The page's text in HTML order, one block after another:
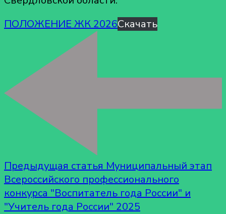
ПОЛОЖЕНИЕ ЖК 2026Скачать
Предыдущая статья Муниципальный этап
Всероссийского профессионального
конкурса "Воспитатель года России" и
"Учитель года России" 2025